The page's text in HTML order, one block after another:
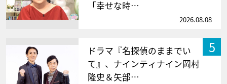
「幸せな時…
2026.08.08
5
ドラマ『名探偵のままでい
て』、ナインティナイン岡村
隆史＆矢部…